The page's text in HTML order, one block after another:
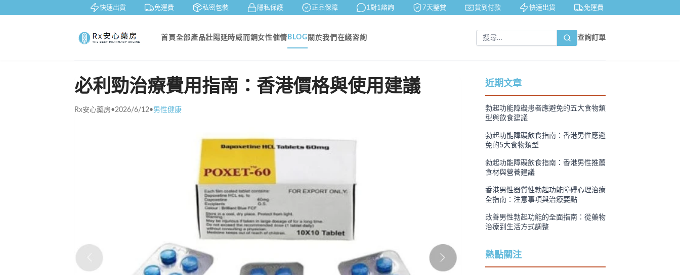
快速出貨 免運費 私密包裝 隱私保護 正品保障 1對1諮詢 7天鑒賞 貨到付款 快速出貨 免運費
首頁全部產品壯陽延時威而鋼女性催情 BLOG 關於我們 在綫咨詢 查詢訂單
必利勁治療費用指南：香港價格與使用建議
Rx安心藥房•2026/6/12•男性健康
近期文章
勃起功能障礙患者應避免的五大食物類
型與飲食建議
勃起功能障礙飲食指南：香港男性應避
免的5大食物類型
勃起功能障礙飲食指南：香港男性推薦
食材與營養建議
香港男性器質性勃起功能障碍心理治療
全指南：注意事項與治療要點
改善男性勃起功能的全面指南：從藥物
治療到生活方式調整
熱點關注